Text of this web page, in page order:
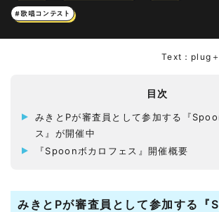
#歌唱コンテスト
Text：plug
目次
みきとPが審査員として参加する『
ス』が開催中
『Spoonボカロフェス』開催概要
みきとPが審査員として参加する『